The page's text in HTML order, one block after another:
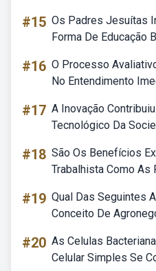
#15 Os Padres Jesuítas
Forma De Educação
#16 O Processo
No Entendimento
#17 A Inovação
Tecnológico Da
#18 São Os Benefícios
Trabalhista Como As
#19 Qual Das Seguintes
Conceito De
#20 As Celulas
Celular Simples Se